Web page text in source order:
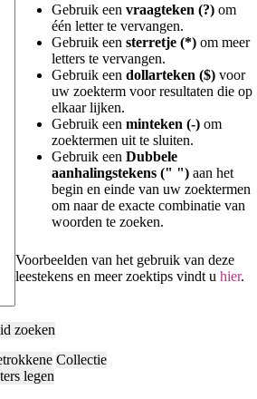
Gebruik een vraagteken (?) om
één letter te vervangen.
Gebruik een sterretje (*) om meer
letters te vervangen.
Gebruik een dollarteken ($) voor
uw zoekterm voor resultaten die op
elkaar lijken.
Gebruik een minteken (-) om
zoektermen uit te sluiten.
Gebruik een Dubbele
aanhalingstekens (" ") aan het
begin en einde van uw zoektermen
om naar de exacte combinatie van
woorden te zoeken.
Voorbeelden van het gebruik van deze
leestekens en meer zoektips vindt u hier.
zoeken
Collectie
legen